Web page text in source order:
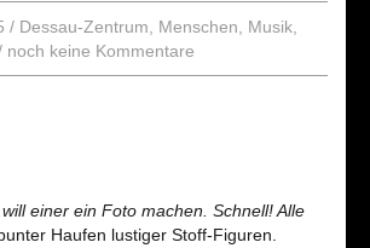
/ Dessau-Zentrum Menschen Musik
noch keine Kommentare
einer ein Foto machen. Schnell! Alle
Haufen lustiger Stoff-Figuren.